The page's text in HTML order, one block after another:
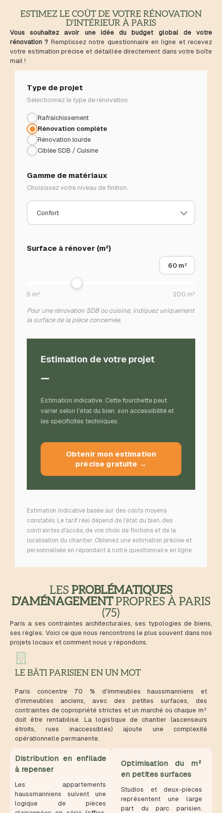
ESTIMEZ LE COÛT DE VOTRE RÉNOVATION
D'INTÉRIEUR À PARIS
Vous souhaitez avoir une idée du budget global de votre
rénovation ? Remplissez notre questionnaire en ligne et recevez
votre estimation précise et détaillée directement dans votre boîte
mail !
Type de projet
Sélectionnez le type de rénovation.
Rafraîchissement
Rénovation complète
Rénovation lourde
Ciblée SDB / Cuisine
Gamme de matériaux
Choisissez votre niveau de finition.
Surface à rénover (m²)
60m²
5 m²
200 m²
Pour une rénovation SDB ou cuisine, indiquez uniquement
la surface de la pièce concernée.
Estimation de votre projet
—
Estimation indicative. Cette fourchette peut
varier selon l'état du bien, son accessibilité et
les spécificités techniques.
Obtenir mon estimation
précise gratuite →
Estimation indicative basée sur des coûts moyens
constatés. Le tarif réel dépend de l'état du bien, des
contraintes d'accès, de vos choix de finitions et de la
localisation du chantier. Obtenez une estimation précise et
personnalisée en répondant à notre questionnaire en ligne.
LES PROBLÉMATIQUES
D'AMÉNAGEMENTPROPRES À PARIS
(75)
Paris a ses contraintes architecturales, ses typologies de biens,
ses règles. Voici ce que nous rencontrons le plus souvent dans nos
projets locaux et comment nous y répondons.
LE BÂTI PARISIEN EN UN MOT
Paris concentre 70 % d'immeubles haussmanniens et
d'immeubles anciens, avec des petites surfaces, des
contraintes de copropriété strictes et un marché où chaque m²
doit être rentabilisé. La logistique de chantier (ascenseurs
étroits, rues inaccessibles) ajoute une complexité
opérationnelle permanente.
Distribution en enfilade
à repenser
Les appartements
haussmanniens suivent une
logique de pièces
Optimisation du m²
en petites surfaces
Studios et deux-pièces
représentent une large
part du parc parisien.